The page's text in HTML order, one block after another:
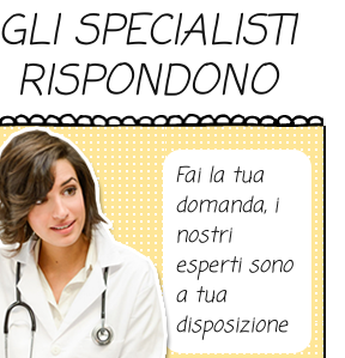
GLI SPECIALISTI
RISPONDONO
Fai la tua
domanda, i
nostri
esperti sono
a tua
disposizione